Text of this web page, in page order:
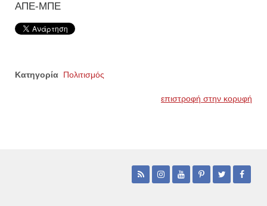
ΑΠΕ-ΜΠΕ
Κατηγορία Πολιτισμός
επιστροφή στην κορυφή